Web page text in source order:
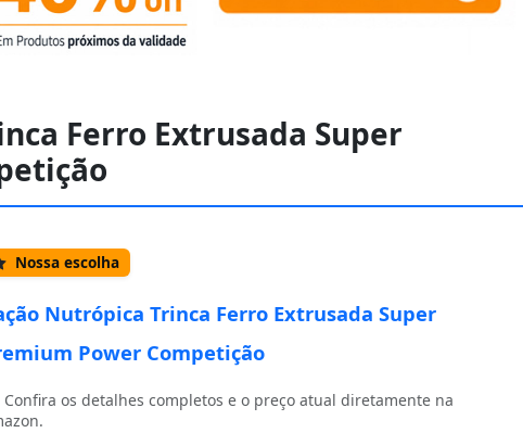
Ferro Extrusada Super
Nossa escolha
Nutrópica Trinca Ferro Extrusada Super
Power Competição
Confira os detalhes completos e o preço atual diretamente na